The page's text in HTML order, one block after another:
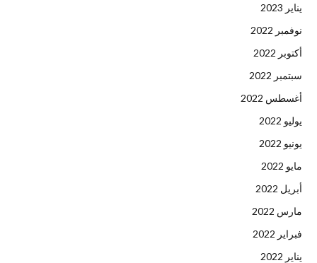
يناير 2023
نوفمبر 2022
أكتوبر 2022
سبتمبر 2022
أغسطس 2022
يوليو 2022
يونيو 2022
مايو 2022
أبريل 2022
مارس 2022
فبراير 2022
يناير 2022